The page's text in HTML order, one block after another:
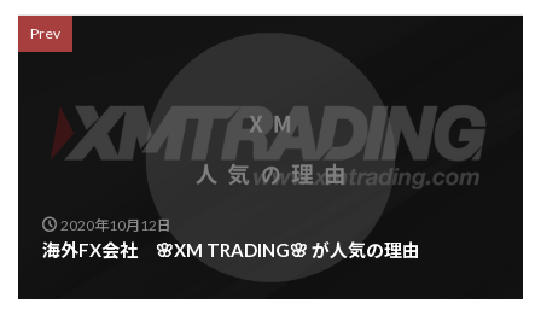
Prev
2020年10月12日
海外FX会社 🌸XM TRADING🌸 が人気の理由